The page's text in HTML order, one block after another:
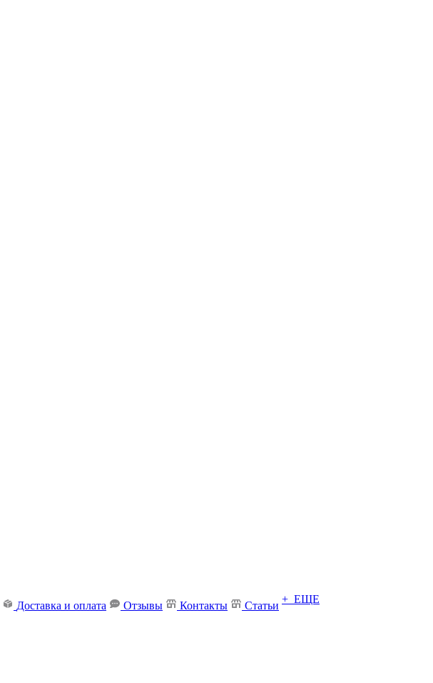
Доставка и оплата Отзывы Контакты Статьи
+ ЕЩЕ